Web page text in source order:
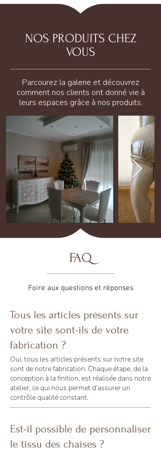
NOS PRODUITS CHEZ
VOUS
Parcourez la galerie et découvrez
comment nos clients ont donné vie à
leurs espaces grâce à nos produits.
FAQ
Foire aux questions et réponses
Tous les articles présents sur
votre site sont-ils de votre
fabrication ?
Oui, tous les articles présents sur notre site
sont de notre fabrication. Chaque étape, de la
conception à la finition, est réalisée dans notre
atelier, ce qui nous permet d’assurer un
contrôle qualité constant.
Est-il possible de personnaliser
le tissu des chaises ?